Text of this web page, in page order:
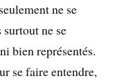
ne se
ne se
bien représentés.
se faire entendre,